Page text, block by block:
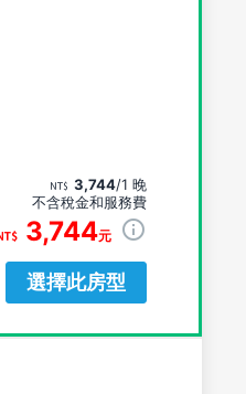
3,744/1 晚
不含稅金和服務費
3,744元
選擇此房型